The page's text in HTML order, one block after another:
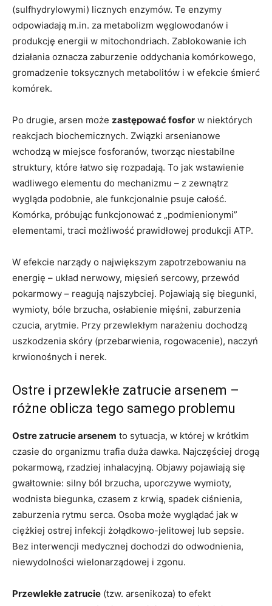
(sulfhydrylowymi) licznych enzymów. Te enzymy
odpowiadają m.in. za metabolizm węglowodanów i
produkcję energii w mitochondriach. Zablokowanie ich
działania oznacza zaburzenie oddychania komórkowego,
gromadzenie toksycznych metabolitów i w efekcie śmierć
komórek.
Po drugie, arsen może zastępować fosfor w niektórych
reakcjach biochemicznych. Związki arsenianowe
wchodzą w miejsce fosforanów, tworząc niestabilne
struktury, które łatwo się rozpadają. To jak wstawienie
wadliwego elementu do mechanizmu – z zewnątrz
wygląda podobnie, ale funkcjonalnie psuje całość.
Komórka, próbując funkcjonować z „podmienionymi”
elementami, traci możliwość prawidłowej produkcji ATP.
W efekcie narządy o największym zapotrzebowaniu na
energię – układ nerwowy, mięsień sercowy, przewód
pokarmowy – reagują najszybciej. Pojawiają się biegunki,
wymioty, bóle brzucha, osłabienie mięśni, zaburzenia
czucia, arytmie. Przy przewlekłym narażeniu dochodzą
uszkodzenia skóry (przebarwienia, rogowacenie), naczyń
krwionośnych i nerek.
Ostre i przewlekłe zatrucie arsenem –
różne oblicza tego samego problemu
Ostre zatrucie arsenem to sytuacja, w której w krótkim
czasie do organizmu trafia duża dawka. Najczęściej drogą
pokarmową, rzadziej inhalacyjną. Objawy pojawiają się
gwałtownie: silny ból brzucha, uporczywe wymioty,
wodnista biegunka, czasem z krwią, spadek ciśnienia,
zaburzenia rytmu serca. Osoba może wyglądać jak w
ciężkiej ostrej infekcji żołądkowo-jelitowej lub sepsie.
Bez interwencji medycznej dochodzi do odwodnienia,
niewydolności wielonarządowej i zgonu.
Przewlekłe zatrucie (tzw. arsenikoza) to efekt